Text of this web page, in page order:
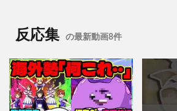
反応集 の最新動画8件